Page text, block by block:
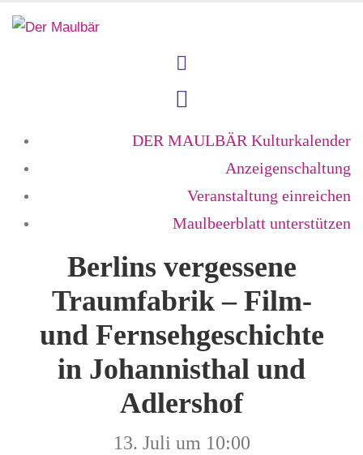
DER MAULBÄR Kulturkalender
Anzeigenschaltung
Veranstaltung einreichen
Maulbeerblatt unterstützen
Berlins vergessene
Traumfabrik – Film-
und Fernsehgeschichte
in Johannisthal und
Adlershof
13. Juli um 10:00